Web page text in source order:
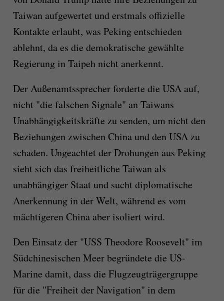
Taiwan aufgewertet und erstmals offizielle
Kontakte erlaubt, was Peking entschieden
ablehnt, da es die demokratische gewählte
Regierung in Taipeh nicht anerkennt.
Der Außenamtssprecher forderte die USA auf,
nicht "die falschen Signale" an Taiwans
Unabhängigkeitskräfte zu senden, um nicht den
Beziehungen zwischen China und den USA zu
schaden. Ungeachtet der Drohungen aus Peking
sieht sich das freiheitliche Taiwan als
unabhängiger Staat und sucht diplomatische
Anerkennung in der Welt, während es vom
mächtigeren China aber isoliert wird.
Den Einsatz der "USS Theodore Roosevelt" im
Südchinesischen Meer begründete die US-
Marine damit, dass die Flugzeugträgergruppe
für die "Freiheit der Navigation" in dem